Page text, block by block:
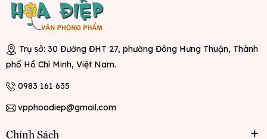
Trụ sở: 30 Đường ĐHT 27, phường Đông Hưng Thuận, Thành
phố Hồ Chí Minh, Việt Nam.
0983 161 635
vpphoadiep@gmail.com
Chính Sách